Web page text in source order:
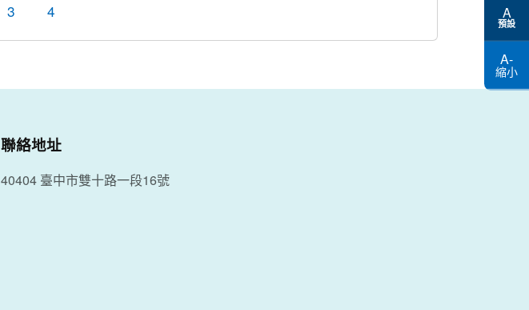
3 4
聯絡地址
40404 臺中市雙十路一段16號
A
預設
A-
縮小